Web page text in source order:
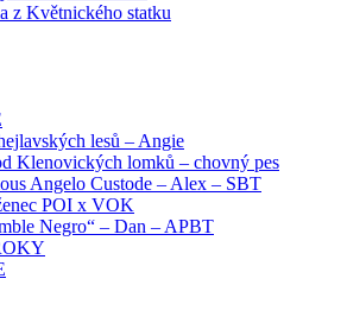
z Květnického statku
lesů – Angie
Klenovických lomků – chovný pes
Angelo Custode – Alex – SBT
POI x VOK
Negro“ – Dan – APBT